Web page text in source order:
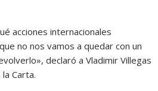
acciones internacionales
no nos vamos a quedar con un
declaró a Vladimir Villegas
Carta.